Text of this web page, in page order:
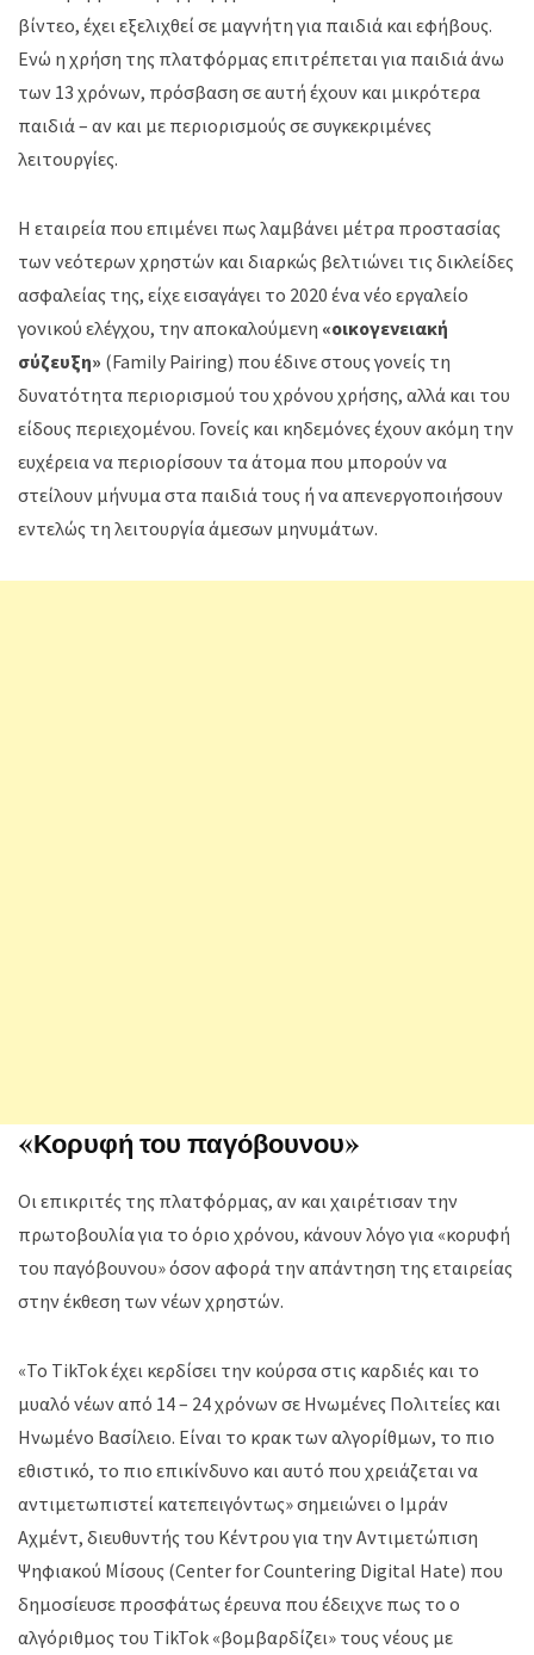
βίντεο, έχει εξελιχθεί σε μαγνήτη για παιδιά και εφήβους.
Ενώ η χρήση της πλατφόρμας επιτρέπεται για παιδιά άνω
των 13 χρόνων, πρόσβαση σε αυτή έχουν και μικρότερα
παιδιά – αν και με περιορισμούς σε συγκεκριμένες
λειτουργίες.
Η εταιρεία που επιμένει πως λαμβάνει μέτρα προστασίας
των νεότερων χρηστών και διαρκώς βελτιώνει τις δικλείδες
ασφαλείας της, είχε εισαγάγει το 2020 ένα νέο εργαλείο
γονικού ελέγχου, την αποκαλούμενη «οικογενειακή
σύζευξη» (Family Pairing) που έδινε στους γονείς τη
δυνατότητα περιορισμού του χρόνου χρήσης, αλλά και του
είδους περιεχομένου. Γονείς και κηδεμόνες έχουν ακόμη την
ευχέρεια να περιορίσουν τα άτομα που μπορούν να
στείλουν μήνυμα στα παιδιά τους ή να απενεργοποιήσουν
εντελώς τη λειτουργία άμεσων μηνυμάτων.
«Κορυφή του παγόβουνου»
Οι επικριτές της πλατφόρμας, αν και χαιρέτισαν την
πρωτοβουλία για το όριο χρόνου, κάνουν λόγο για «κορυφή
του παγόβουνου» όσον αφορά την απάντηση της εταιρείας
στην έκθεση των νέων χρηστών.
«Το TikTok έχει κερδίσει την κούρσα στις καρδιές και το
μυαλό νέων από 14 – 24 χρόνων σε Ηνωμένες Πολιτείες και
Ηνωμένο Βασίλειο. Είναι το κρακ των αλγορίθμων, το πιο
εθιστικό, το πιο επικίνδυνο και αυτό που χρειάζεται να
αντιμετωπιστεί κατεπειγόντως» σημειώνει ο Ιμράν
Αχμέντ, διευθυντής του Κέντρου για την Αντιμετώπιση
Ψηφιακού Μίσους (Center for Countering Digital Hate) που
δημοσίευσε προσφάτως έρευνα που έδειχνε πως το ο
αλγόριθμος του TikTok «βομβαρδίζει» τους νέους με